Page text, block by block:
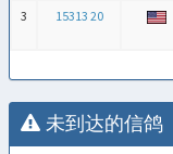
3
15313 20
未到达的信鸽